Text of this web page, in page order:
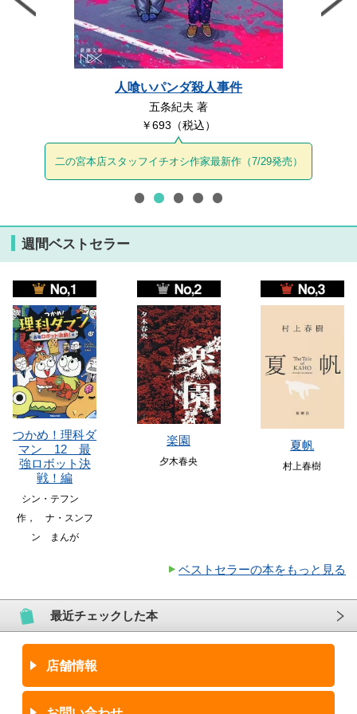
人喰いパンダ殺人事件
五条紀夫 著
￥693（税込）
二の宮本店スタッフイチオシ作家最新作（7/29発売）
週間ベストセラー
つかめ！理科ダ
マン 12 最
強ロボット決
戦！編
シン・テフン
作， ナ・スンフ
ン まんが
楽園
夕木春央
夏帆
村上春樹
ベストセラーの本をもっと見る
最近チェックした本
店舗情報